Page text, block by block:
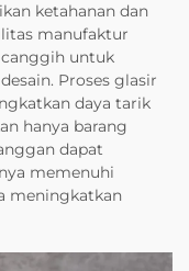
ketahanan dan
manufaktur
untuk
Proses glasir
daya tarik
hanya barang
dapat
memenuhi
meningkatkan